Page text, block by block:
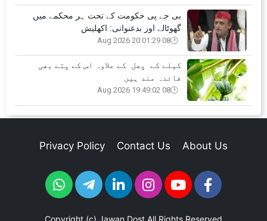
بی جے پی حکومت کے تحت ہر محکمے میں
گھوٹالے اور بدعنوانی: اکھلیش
08 Aug 2026 20:01:29
کیلے کے پھل کے علاوہ اس کے پتے بھی
فائدہ مند ہیں
08 Aug 2026 19:49:02
About Us
Contact Us
Privacy Policy
Copyright (c) Jawan Dost All Rights Reserved